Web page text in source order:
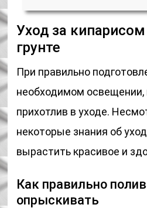
Уход за
грунте
При правильно
необходимом освещении,
прихотлив в уходе.
некоторые знания об
вырастить красивое и
Как правильно
опрыскивать